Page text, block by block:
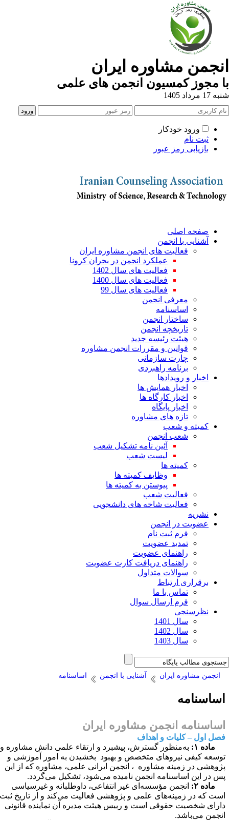
مشاوره ایران
مجوز کمسیون انجمن های علمی
مرداد 1405
ورود خودکار
ثبت نام
بازیابی رمز عبور
صفحه اصلی
آشنایی با انجمن
فعالیت های انجمن مشاوره ایران
عملکرد انجمن در بحران کرونا
فعالیت های سال 1402
فعالیت های سال 1400
فعالیت های سال 99
معرفی انجمن
اساسنامه
ساختار انجمن
تاریخچه انجمن
هیئت رئیسه جدید
قوانین و مقررات انجمن مشاوره
چارت سازمانی
برنامه راهبردی
اخبار و رویدادها
اخبار همایش ها
اخبار کارگاه ها
اخبار پایگاه
تازه های مشاوره
کمیته و شعب
شعب انجمن
آئین نامه تشکیل شعب
لیست شعب
کمیته ها
وظایف کمیته ها
پیوستن به کمیته ها
فعالیت شعب
فعالیت شاخه های دانشجویی
نشریه
عضویت در انجمن
فرم ثبت نام
تمدید عضویت
راهنمای عضویت
راهنمای دریافت کارت عضویت
سوالات متداول
برقراری ارتباط
تماس با ما
فرم ارسال سوال
نظرسنجی
سال 1401
سال 1402
سال 1403
انجمن مشاوره ایران آشنایی با انجمن اساسنامه
انجمن مشاوره ایران
اول – کلیات و اهداف
ماده ۱:
به‌منظور گسترش، پیشبرد و ارتقاء علمی دانش مشاوره و
کیفی نیروهای متخصص و بهبود بخشیدن به امور آموزشی و
در زمینه‌ مشاوره ، انجمن ایرانی علمی، مشاوره که از این
در این اساسنامه انجمن نامیده می‌شود، تشکیل می‌گردد.
ماده ۲:
انجمن مؤسسه‌ای غیر انتفاعی، داوطلبانه و غیرسیاسی
که در زمینه‌های علمی و پژوهشی فعالیت می‌کند و از تاریخ ثبت
شخصیت حقوقی است و رییس هیئت مدیره آن نماینده قانونی
می‌باشد.